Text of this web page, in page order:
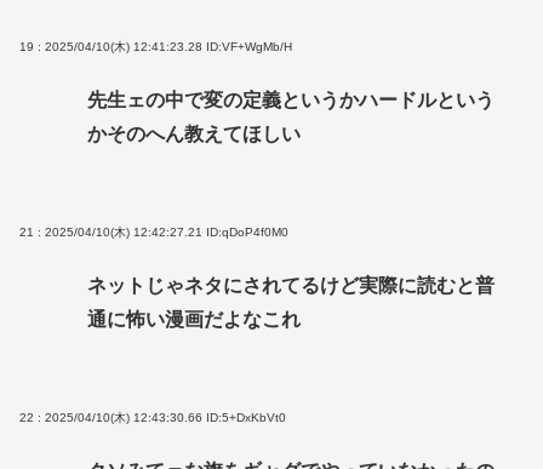
19 : 2025/04/10(木) 12:41:23.28 ID:VF+WgMb/H
先生ェの中で変の定義というかハードルという
かそのへん教えてほしい
21 : 2025/04/10(木) 12:42:27.21 ID:qDoP4f0M0
ネットじゃネタにされてるけど実際に読むと普
通に怖い漫画だよなこれ
22 : 2025/04/10(木) 12:43:30.66 ID:5+DxKbVt0